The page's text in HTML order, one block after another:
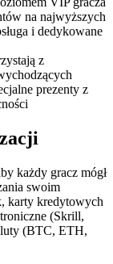
na najwyższych
i dedykowane
z
prezenty z
każdy gracz mógł
swoim
karty kredytowych
(Skrill,
(BTC, ETH,